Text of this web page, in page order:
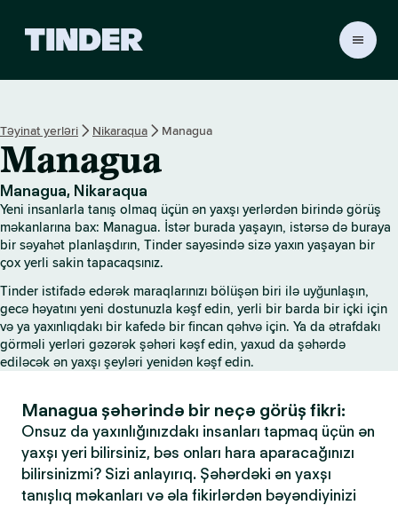
r
H
o
e
Təyinat yerləri Nikaraqua Managua
Managua
Managua, Nikaraqua
Yeni insanlarla tanış olmaq üçün ən yaxşı yerlərdən birində görüş
məkanlarına bax: Managua. İstər burada yaşayın, istərsə də buraya
bir səyahət planlaşdırın, Tinder sayəsində sizə yaxın yaşayan bir
çox yerli sakin tapacaqsınız.
Tinder istifadə edərək maraqlarınızı bölüşən biri ilə uyğunlaşın,
gecə həyatını yeni dostunuzla kəşf edin, yerli bir barda bir içki için
və ya yaxınlıqdakı bir kafedə bir fincan qəhvə için. Ya da ətrafdakı
görməli yerləri gəzərək şəhəri kəşf edin, yaxud da şəhərdə
ediləcək ən yaxşı şeyləri yenidən kəşf edin.
Managua şəhərində bir neçə görüş fikri:
Onsuz da yaxınlığınızdakı insanları tapmaq üçün ən
yaxşı yeri bilirsiniz, bəs onları hara aparacağınızı
bilirsinizmi? Sizi anlayırıq. Şəhərdəki ən yaxşı
tanışlıq məkanları və əla fikirlərdən bəyəndiyinizi